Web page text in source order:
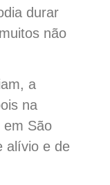
durar
não
a
na
em São
alívio e de